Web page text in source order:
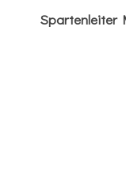
Spartenleiter